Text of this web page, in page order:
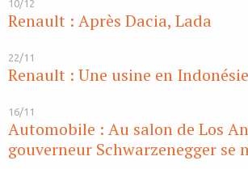
10/12
Renault : Après Dacia, Lada
22/11
Renault : Une usine en
16/11
Automobile : Au salon de Los
gouverneur Schwarzenegger se